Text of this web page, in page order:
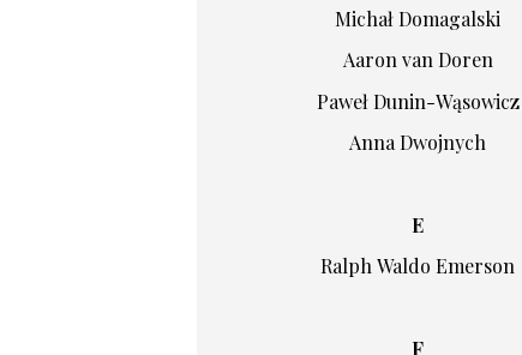
Michał Domagalski
Aaron van Doren
Paweł Dunin-Wąsowicz
Anna Dwojnych
E
Ralph Waldo Emerson
F